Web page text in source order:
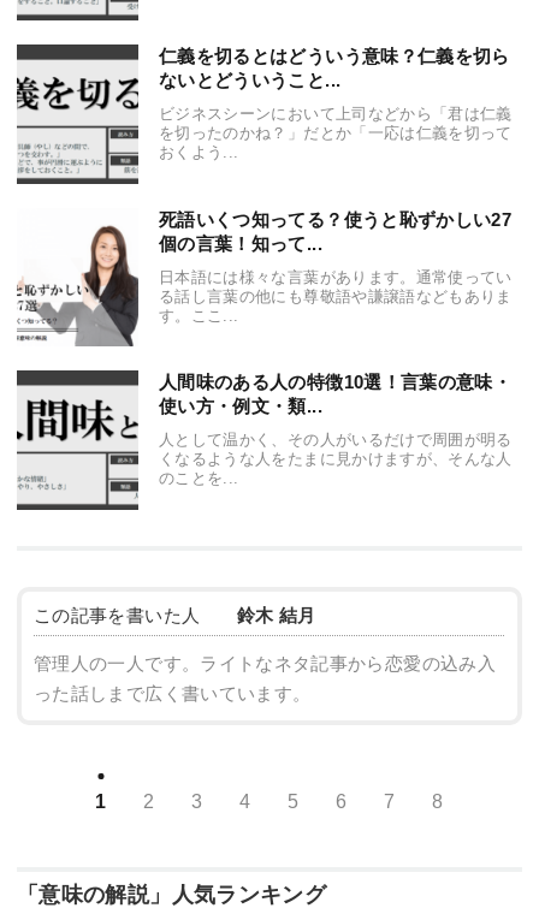
仁義を切るとはどういう意味？仁義を切ら
ないとどういうこと...
ビジネスシーンにおいて上司などから「君は仁義
を切ったのかね？」だとか「一応は仁義を切って
おくよう...
死語いくつ知ってる？使うと恥ずかしい27
個の言葉！知って...
日本語には様々な言葉があります。通常使ってい
る話し言葉の他にも尊敬語や謙譲語などもありま
す。ここ...
人間味のある人の特徴10選！言葉の意味・
使い方・例文・類...
人として温かく、その人がいるだけで周囲が明る
くなるような人をたまに見かけますが、そんな人
のことを...
この記事を書いた人 鈴木 結月
管理人の一人です。ライトなネタ記事から恋愛の込み入
った話しまで広く書いています。
1 2 3 4 5 6 7 8
「意味の解説」人気ランキング